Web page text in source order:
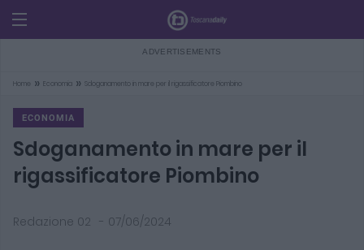
Home » Economia » Sdoganamento in mare per il rigassificatore Piombino
ECONOMIA
Sdoganamento in mare per il
rigassificatore Piombino
Redazione 02 - 07/06/2024